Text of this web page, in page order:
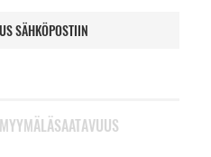
SÄHKÖPOSTIIN
MYYMÄLÄSAATAVUUS